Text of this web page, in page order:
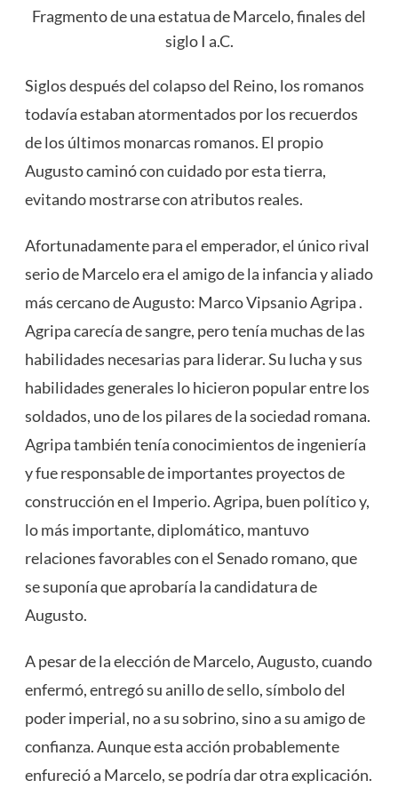
Fragmento de una estatua de Marcelo, finales del
siglo I a.C.
Siglos después del colapso del Reino, los romanos
todavía estaban atormentados por los recuerdos
de los últimos monarcas romanos. El propio
Augusto caminó con cuidado por esta tierra,
evitando mostrarse con atributos reales.
Afortunadamente para el emperador, el único rival
serio de Marcelo era el amigo de la infancia y aliado
más cercano de Augusto: Marco Vipsanio Agripa .
Agripa carecía de sangre, pero tenía muchas de las
habilidades necesarias para liderar. Su lucha y sus
habilidades generales lo hicieron popular entre los
soldados, uno de los pilares de la sociedad romana.
Agripa también tenía conocimientos de ingeniería
y fue responsable de importantes proyectos de
construcción en el Imperio. Agripa, buen político y,
lo más importante, diplomático, mantuvo
relaciones favorables con el Senado romano, que
se suponía que aprobaría la candidatura de
Augusto.
A pesar de la elección de Marcelo, Augusto, cuando
enfermó, entregó su anillo de sello, símbolo del
poder imperial, no a su sobrino, sino a su amigo de
confianza. Aunque esta acción probablemente
enfureció a Marcelo, se podría dar otra explicación.